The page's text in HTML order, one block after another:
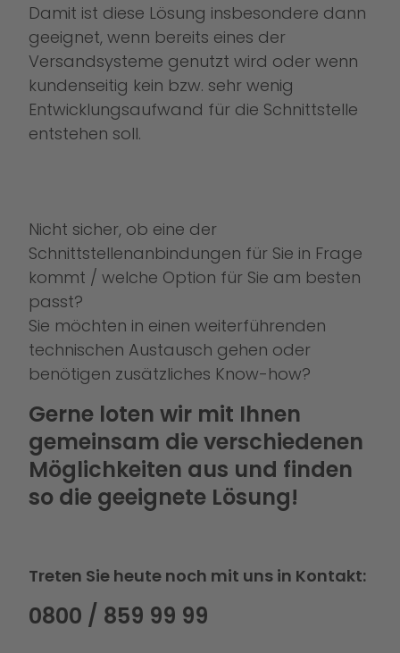
Damit ist diese Lösung insbesondere dann
geeignet, wenn bereits eines der
Versandsysteme genutzt wird oder wenn
kundenseitig kein bzw. sehr wenig
Entwicklungsaufwand für die Schnittstelle
entstehen soll.
Nicht sicher, ob eine der
Schnittstellenanbindungen für Sie in Frage
kommt / welche Option für Sie am besten
passt?
Sie möchten in einen weiterführenden
technischen Austausch gehen oder
benötigen zusätzliches Know-how?
Gerne loten wir mit Ihnen
gemeinsam die verschiedenen
Möglichkeiten aus und finden
so die geeignete Lösung!
Treten Sie heute noch mit uns in Kontakt:
0800 / 859 99 99